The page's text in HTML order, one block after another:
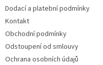
Dodací a platební podmínky
Kontakt
Obchodní podmínky
Odstoupení od smlouvy
Ochrana osobních údajů